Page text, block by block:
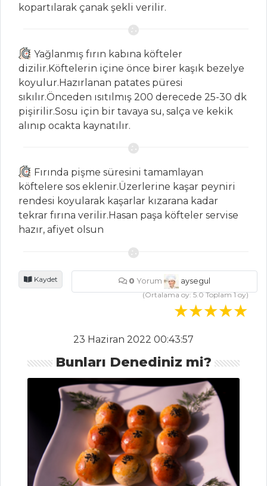
Somon Balığı
Et Yemekleri Tüm
Tarifleri
PILAV VE
MAKARNA
BAHARATLI PİLAV
Siyez Bulguru
Ceviz Soslu Üç
Peynirli Torttellini
ENGİNARLI TART
PİZZA CALZONE
MİLFÖY MANTI
Hamur İşleri Tüm
Tarifleri
PASTA VE
TATLILAR
kopartılarak çanak şekli verilir.
Yağlanmış fırın kabına köfteler
dizilir.Köftelerin içine önce birer kaşık bezelye
koyulur.Hazırlanan patates püresi
sıkılır.Önceden ısıtılmış 200 derecede 25-30 dk
pişirilir.Sosu için bir tavaya su, salça ve kekik
alınıp ocakta kaynatılır.
Fırında pişme süresini tamamlayan
köftelere sos eklenir.Üzerlerine kaşar peyniri
rendesi koyularak kaşarlar kızarana kadar
tekrar fırına verilir.Hasan paşa köfteler servise
hazır, afiyet olsun
Kaydet 0 Yorum
aysegul
(Ortalama oy:5.0Toplam1oy)
23 Haziran 2022 00:43:57
Bunları Denediniz mi?